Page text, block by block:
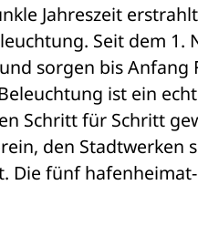
Jahreszeit
Seit dem 1.
sorgen bis Anfang
ist ein
Schritt für Schritt
den Stadtwerken
Die fünf hafenheimat-